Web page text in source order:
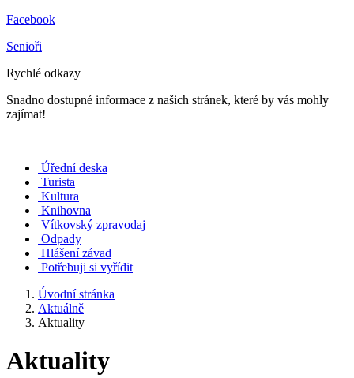
Facebook
Senioři
Rychlé odkazy
Snadno dostupné informace z našich stránek, které by vás mohly
zajímat!
Úřední deska
Turista
Kultura
Knihovna
Vítkovský zpravodaj
Odpady
Hlášení závad
Potřebuji si vyřídit
Úvodní stránka
Aktuálně
Aktuality
Aktuality